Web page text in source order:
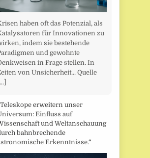
haben oft das Potenzial, als
für Innovationen zu
indem sie bestehende
und gewohnte
in Frage stellen. In
von Unsicherheit... Quelle
erweitern unser
Einfluss auf
und Weltanschauung
bahnbrechende
Erkenntnisse.“